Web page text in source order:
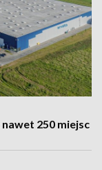
250 miejsc